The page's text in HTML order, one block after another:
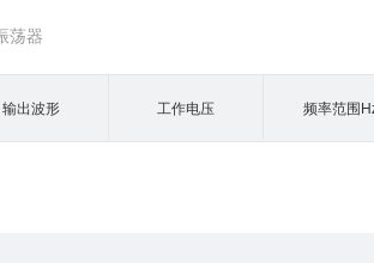
荡器
输出波形 工作电压 频率范围